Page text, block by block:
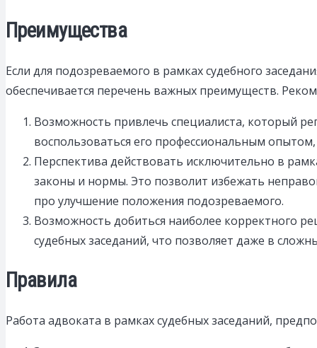
Преимущества
Если для подозреваемого в рамках судебного
обеспечивается перечень важных преимуществ.
Возможность привлечь специалиста, который
воспользоваться его профессиональным
Перспектива действовать исключительно в
законы и нормы. Это позволит избежать
про улучшение положения подозреваемого.
Возможность добиться наиболее корректного
судебных заседаний, что позволяет даже в
Правила
Работа адвоката в рамках судебных заседаний,